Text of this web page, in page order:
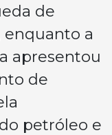
de
enquanto a
apresentou
de
petróleo e